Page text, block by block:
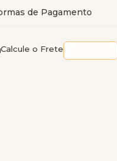
Calcule o Frete